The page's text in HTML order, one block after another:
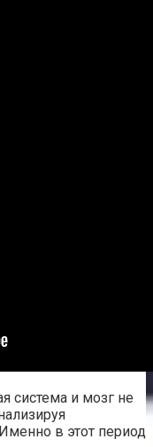
система и мозг не
в этот период